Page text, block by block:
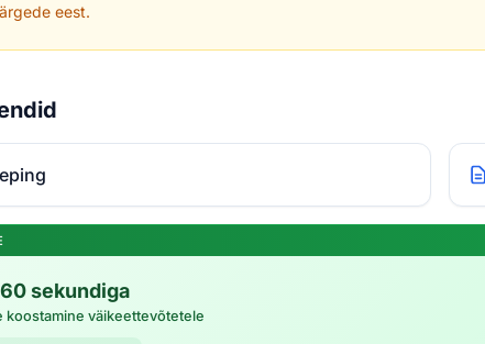
eest.
sekundiga
koostamine väikeettevõtetele